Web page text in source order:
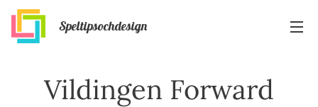
Speltipsochdesign
Vildingen Forward